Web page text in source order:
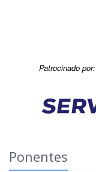
Patrocinado por:
Ponentes